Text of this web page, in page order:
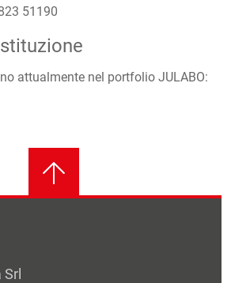
51190
attualmente nel portfolio JULABO:
Srl